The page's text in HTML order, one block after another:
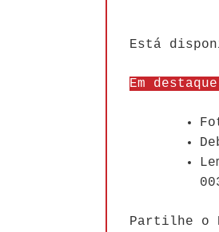
Está
Em
Partilhe o